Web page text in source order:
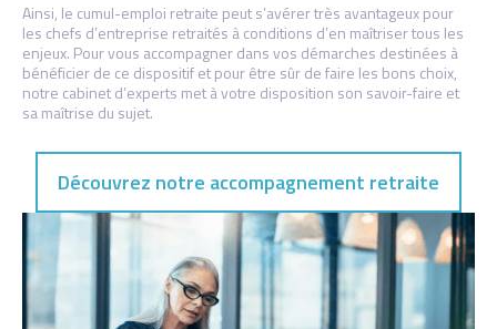
Ainsi, le cumul-emploi retraite peut s’avérer très avantageux pour
les chefs d’entreprise retraités à conditions d’en maîtriser tous les
enjeux. Pour vous accompagner dans vos démarches destinées à
bénéficier de ce dispositif et pour être sûr de faire les bons choix,
notre cabinet d’experts met à votre disposition son savoir-faire et
sa maîtrise du sujet.
Découvrez notre accompagnement retraite